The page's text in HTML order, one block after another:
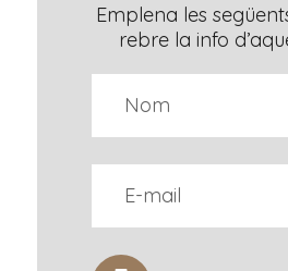
Emplena les
rebre la info